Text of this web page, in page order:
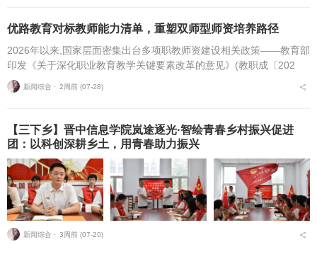
优路教育对标教师能力清单，重塑双师型师资培养路径
2026年以来,国家层面密集出台多项职教师资建设相关政策——教育部
印发《关于深化职业教育教学关键要素改革的意见》(教职成〔202
6〕1号)(以下简称《意见》),明确将“细化教师能力清单”作为核心举
措,...
新闻综合 ⋅ 2周前 (07-28)
【三下乡】晋中信息学院岚途逐光·智绘青春乡村振兴促进
团：以科创深耕乡土，用青春助力振兴
新闻综合 ⋅ 3周前 (07-20)